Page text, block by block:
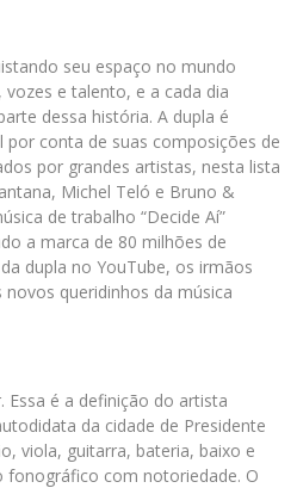
seu espaço no mundo
e talento, e a cada dia
dessa história. A dupla é
por conta de suas composições de
por grandes artistas, nesta lista
Michel Teló e Bruno &
de trabalho “Decide Aí”
a marca de 80 milhões de
dupla no YouTube, os irmãos
queridinhos da música
é a definição do artista
da cidade de Presidente
viola, guitarra, bateria, baixo e
fonográfico com notoriedade. O